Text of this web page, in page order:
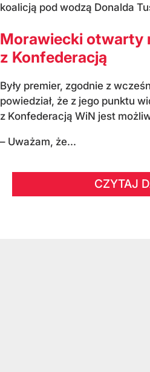
koalicją pod wodzą Donalda
Morawiecki otwarty
z Konfederacją
Były premier, zgodnie z
powiedział, że z jego punktu
z Konfederacją WiN jest
– Uważam, że...
CZYTAJ